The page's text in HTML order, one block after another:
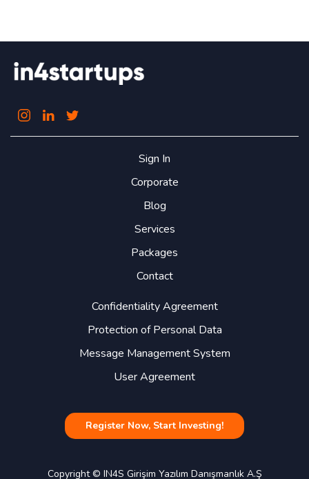
Sign In
Corporate
Blog
Services
Packages
Contact
Confidentiality Agreement
Protection of Personal Data
Message Management System
User Agreement
Register Now, Start Investing!
Copyright © IN4S Girişim Yazılım Danışmanlık A.Ş